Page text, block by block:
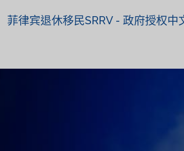
菲律宾退休移民SRRV - 政府授权中